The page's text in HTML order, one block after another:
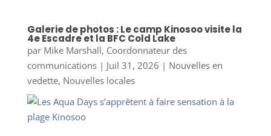
Galerie de photos : Le camp Kinosoo visite la
4e Escadre et la BFC Cold Lake
par Mike Marshall, Coordonnateur des
communications| Juil 31, 2026 | Nouvelles en
vedette, Nouvelles locales